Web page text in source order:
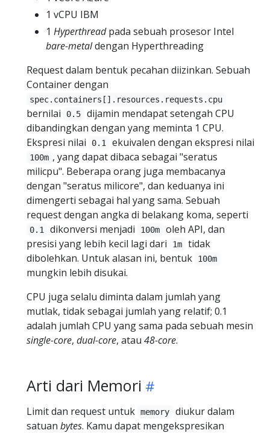
1 vCPU IBM
1 Hyperthreadpada sebuah prosesor Intel
bare-metaldengan Hyperthreading
Request dalam bentuk pecahan diizinkan. Sebuah
Container dengan
spec.containers[].resources.requests.cpu
bernilai 0.5
dijamin mendapat setengah CPU
dibandingkan dengan yang meminta 1 CPU.
Ekspresi nilai
0.1 ekuivalen dengan ekspresi nilai
100m , yang dapat dibaca sebagai "seratus
milicpu". Beberapa orang juga membacanya
dengan "seratus milicore", dan keduanya ini
dimengerti sebagai hal yang sama. Sebuah
request dengan angka di belakang koma, seperti
0.1 dikonversi menjadi 100m
oleh API, dan
presisi yang lebih kecil lagi dari
1m
tidak
dibolehkan. Untuk alasan ini, bentuk
100m
mungkin lebih disukai.
CPU juga selalu diminta dalam jumlah yang
mutlak, tidak sebagai jumlah yang relatif; 0.1
adalah jumlah CPU yang sama pada sebuah mesin
single-core, dual-core, atau 48-core.
Arti dari Memori
Limit dan request untuk memory
diukur dalam
satuan bytes. Kamu dapat mengekspresikan